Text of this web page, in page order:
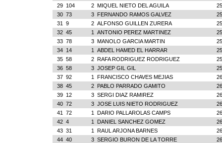
29 104 2 MIQUEL NIETO DEL AGUILA
30 73 3 FERNANDO RAMOS GALVEZ
31
9 2 ALFONSO GUILLEN ZURERA
32 45 1 ANTONIO PEREZ MARTINEZ
33 78 3 MANOLO GARCIA MARTIN
34 14 1 ABDEL HAMED EL HARRAR
35 58 2 RAFA RODRIGUEZ RODRIGUEZ
36 58 3 JOSEP GIL GIL
37 92 1 FRANCISCO CHAVES MEJIAS
38 45 2 PABLO PARRADO GAMITO
39 12 3 SERGI DIAZ RAMIREZ
40 72 3 JOSE LUIS NIETO RODRIGUEZ
41
72 1 DARIO PALLAROLAS CAMPS
42 4 1 DANIEL SANCHEZ GOMEZ
43 31 1 RAUL ARJONA BARNES
44 40 3 SERGIO BURON DE LA TORRE